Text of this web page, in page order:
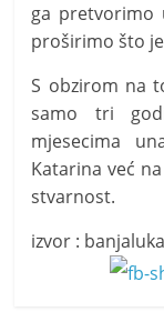
ga pretvorimo
proširimo što
S obzirom na
samo tri
mjesecima
Katarina već
stvarnost.
izvor :